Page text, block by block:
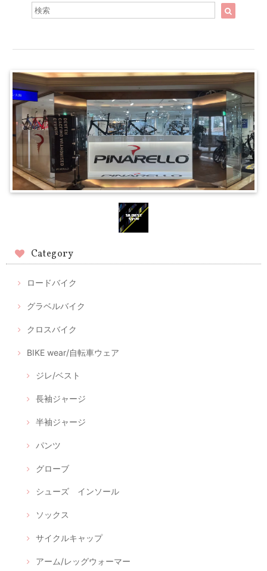
Category
ロードバイク
グラベルバイク
クロスバイク
BIKE wear/自転車ウェア
ジレ/ベスト
長袖ジャージ
半袖ジャージ
パンツ
グローブ
シューズ インソール
ソックス
サイクルキャップ
アーム/レッグウォーマー